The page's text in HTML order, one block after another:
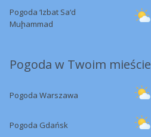
Pogoda ‘Izbat Sa‘d
Muḩammad
Pogoda w Twoim mieście
Pogoda Warszawa
Pogoda Gdańsk